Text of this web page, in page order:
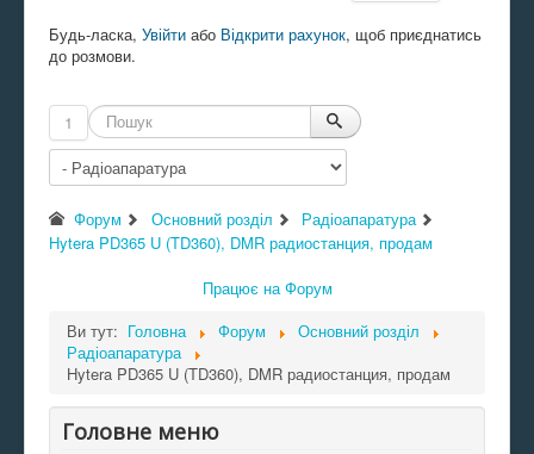
Будь-ласка, Увійти або Відкрити рахунок, щоб приєднатись
до розмови.
1
Форум Основний розділ
Радіоапаратура
Hytera PD365 U (TD360), DMR радиостанция, продам
Працює на Форум
Ви тут: Головна Форум
Основний розділ
Радіоапаратура
Hytera PD365 U (TD360), DMR радиостанция, продам
Головне меню